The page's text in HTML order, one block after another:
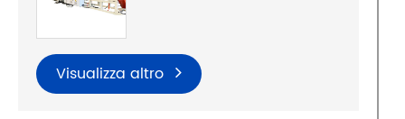
Visualizza altro